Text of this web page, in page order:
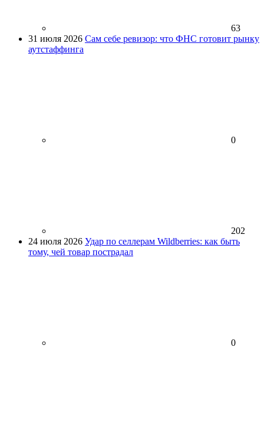
63
31 июля 2026 Сам себе ревизор: что ФНС готовит рынку
аутстаффинга
0
202
24 июля 2026 Удар по селлерам Wildberries: как быть
тому, чей товар пострадал
0